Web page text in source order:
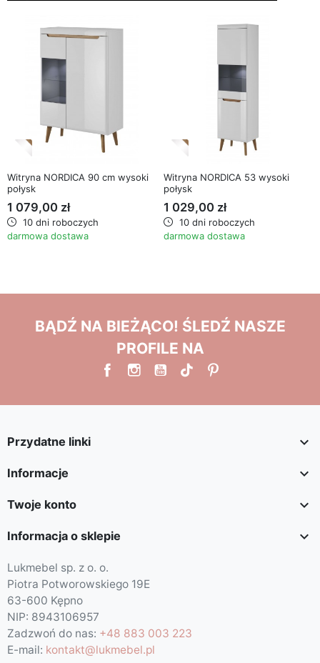
Witryna NORDICA 90 cm wysoki
połysk
1 079,00 zł
10 dni roboczych
darmowa dostawa
Witryna NORDICA 53 wysoki
połysk
1 029,00 zł
10 dni roboczych
darmowa dostawa
BĄDŹ NA BIEŻĄCO! ŚLEDŹ NASZE
PROFILE NA
Przydatne linki 
Informacje 
Twoje konto 
Informacja o sklepie 
Lukmebel sp. z o. o.
Piotra Potworowskiego 19E
63-600 Kępno
NIP: 8943106957
Zadzwoń do nas: +48 883 003 223
E-mail: kontakt@lukmebel.pl